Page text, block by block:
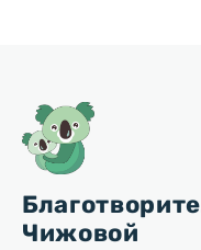
Чижовой